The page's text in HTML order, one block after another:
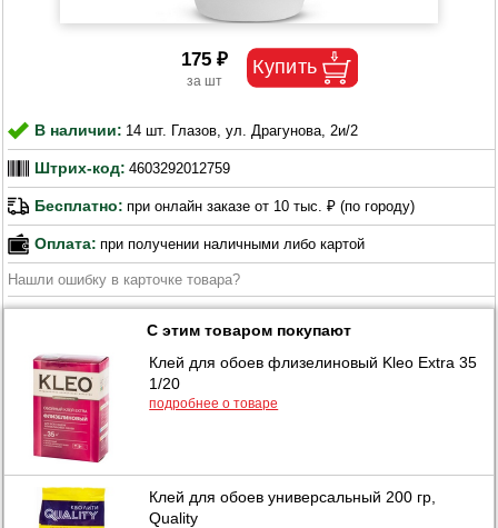
175 ₽
В наличии: 14 шт. Глазов, ул. Драгунова, 2и/2
Штрих-код: 4603292012759
Бесплатно: при онлайн заказе от 10 тыс. ₽ (по городу)
Оплата: при получении наличными либо картой
Нашли ошибку в карточке товара?
С этим товаром покупают
Клей для обоев флизелиновый Kleo Extra 35
1/20
подробнее о товаре
Клей для обоев универсальный 200 гр,
Quality